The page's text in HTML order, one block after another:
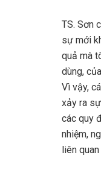
TS. Sơn
sự mới
quả mà
dùng,
Vì vậy,
xảy ra
các quy
nhiệm,
liên